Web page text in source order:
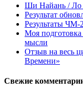
Ши Найань / Ло
Результат
Результаты ЧМ-
Моя
мысли
Отзыв на весь
Времени»
Свежие